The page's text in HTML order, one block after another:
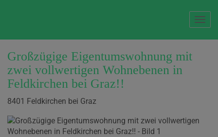
Großzügige Eigentumswohnung mit
zwei vollwertigen Wohnebenen in
Feldkirchen bei Graz!!
8401 Feldkirchen bei Graz